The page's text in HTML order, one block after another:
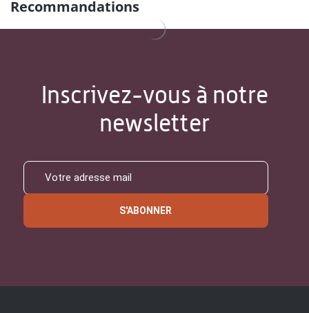
Recommandations
Inscrivez-vous à notre
newsletter
S'ABONNER